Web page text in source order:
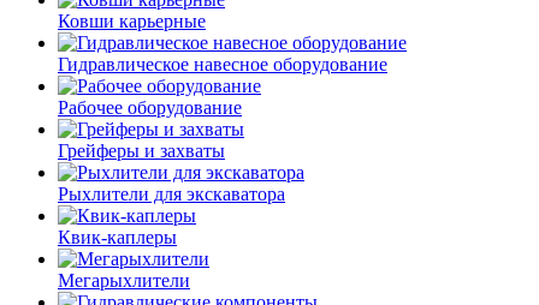
Ковши карьерные
Гидравлическое навесное оборудование
Рабочее оборудование
Грейферы и захваты
Рыхлители для экскаватора
Квик-каплеры
Мегарыхлители